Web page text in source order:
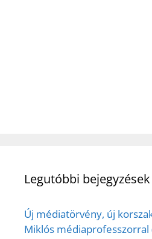
Legutóbbi bejegyzések
Új médiatörvény, új
Miklós médiaprofesszorral